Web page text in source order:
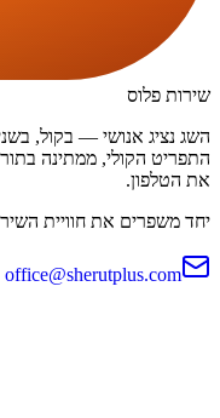
שירות פלוס
השג נציג אנושי — בקול,
התפריט הקולי, ממתינה
את הטלפון.
יחד משפרים את חוויית
office@sherutplus.com